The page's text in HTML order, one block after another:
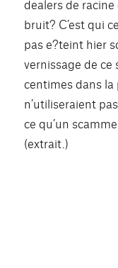
dealers de racine
bruit? C’est qui
pas e?teint hier
vernissage de ce
centimes dans
n’utiliseraient
ce qu’un
(extrait.)